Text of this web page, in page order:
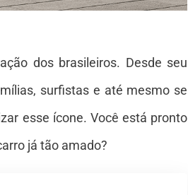
dos brasileiros. Desde seu
surfistas e até mesmo se
esse ícone. Você está pronto
já tão amado?